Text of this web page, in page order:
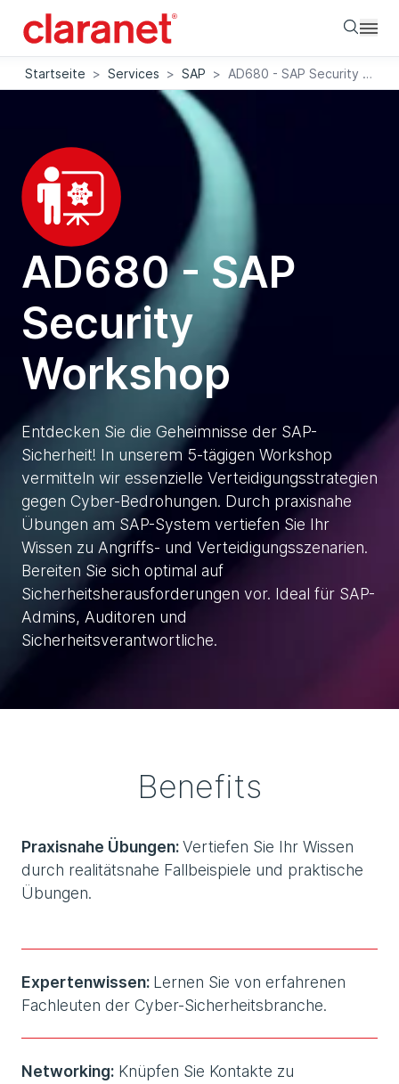
Startseite > Services > SAP > AD680 - SAP Security Workshop
AD680 - SAP
Security
Workshop
Entdecken Sie die Geheimnisse der SAP-
Sicherheit! In unserem 5-tägigen Workshop
vermitteln wir essenzielle Verteidigungsstrategien
gegen Cyber-Bedrohungen. Durch praxisnahe
Übungen am SAP-System vertiefen Sie Ihr
Wissen zu Angriffs- und Verteidigungsszenarien.
Bereiten Sie sich optimal auf
Sicherheitsherausforderungen vor. Ideal für SAP-
Admins, Auditoren und
Sicherheitsverantwortliche.
Benefits
Praxisnahe Übungen:Vertiefen Sie Ihr Wissen
durch realitätsnahe Fallbeispiele und praktische
Übungen.
Expertenwissen: Lernen Sie von erfahrenen
Fachleuten der Cyber-Sicherheitsbranche.
Networking: Knüpfen Sie Kontakte zu